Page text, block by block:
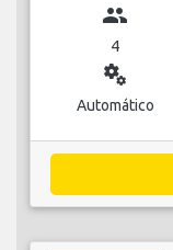
group
4
miscellaneous_services
Automático